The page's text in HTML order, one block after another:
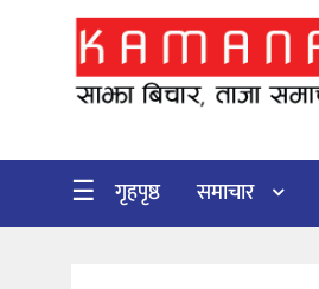
गृहपृष्ठ
विचार
कुटनिती
☰ गृहपृष्ठ समाचार